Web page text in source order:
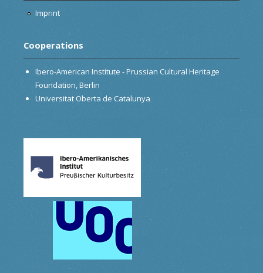
Imprint
Cooperations
Ibero-American Institute - Prussian Cultural Heritage
Foundation, Berlin
Universitat Oberta de Catalunya